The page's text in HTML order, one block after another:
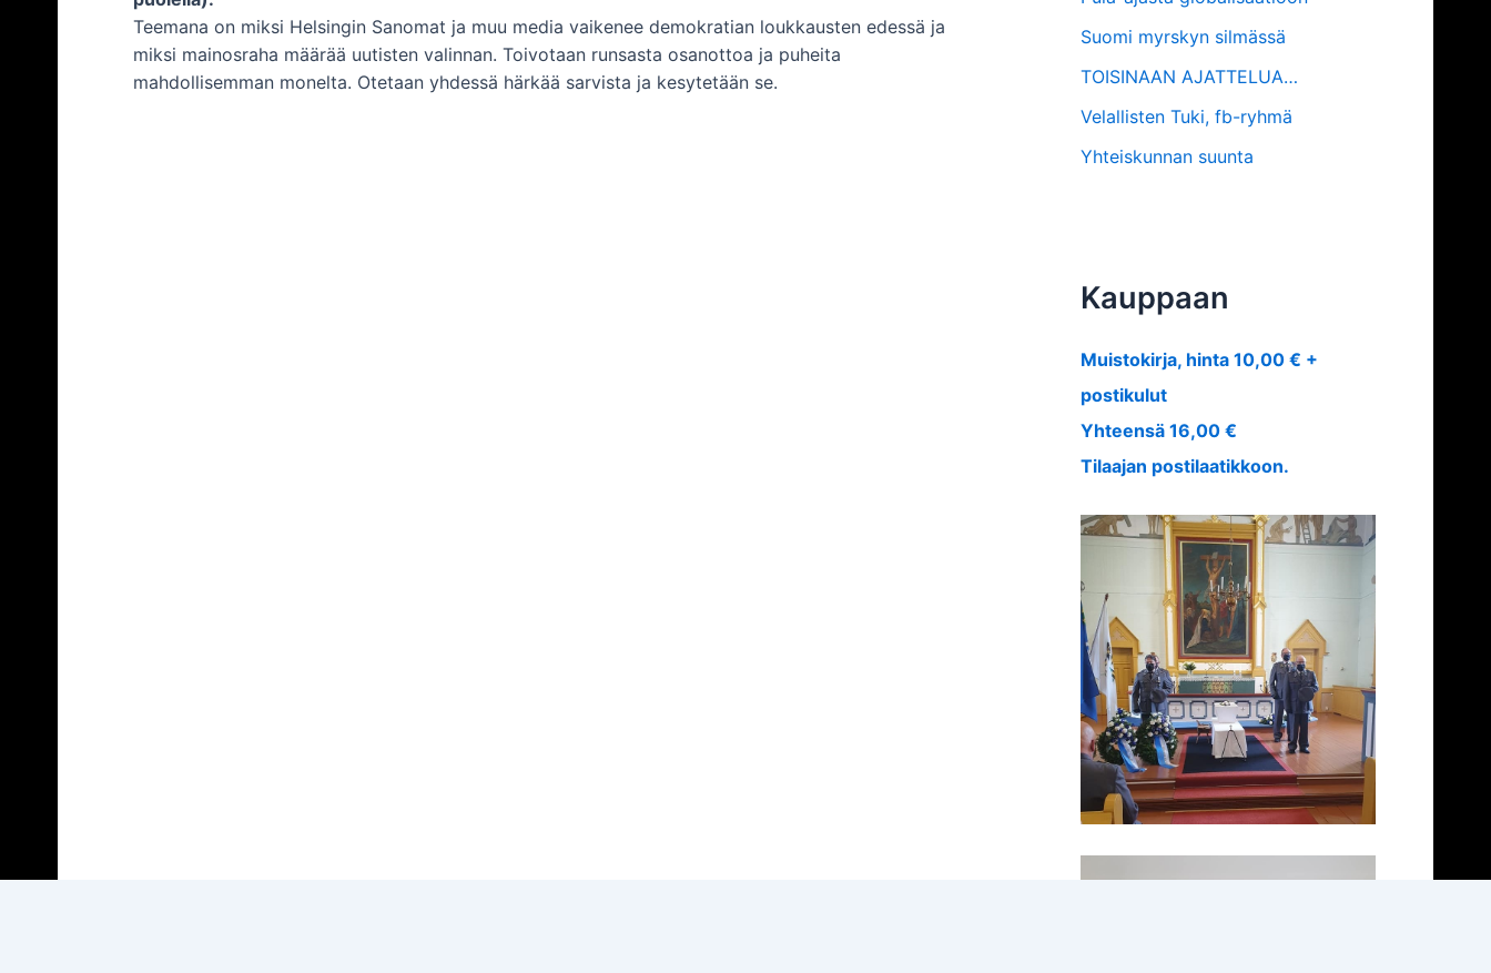
Teemana on miksi Helsingin Sanomat ja muu media vaikenee demokratian loukkausten edessä ja
miksi mainosraha määrää uutisten valinnan. Toivotaan runsasta osanottoa ja puheita
mahdollisemman monelta. Otetaan yhdessä härkää sarvista ja kesytetään se.
Suomi myrskyn silmässä
TOISINAAN AJATTELUA…
Velallisten Tuki, fb-ryhmä
Yhteiskunnan suunta
Kauppaan
Muistokirja, hinta 10,00 € +
postikulut
Yhteensä 16,00 €
Tilaajan postilaatikkoon.